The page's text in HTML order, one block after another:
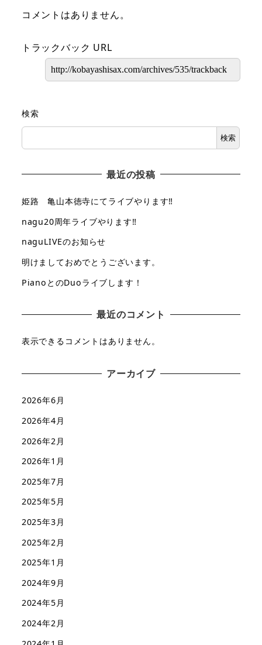
コメントはありません。
トラックバック URL
検索
検索
最近の投稿
姫路 亀山本徳寺にてライブやります‼
nagu20周年ライブやります‼
naguLIVEのお知らせ
明けましておめでとうございます。
PianoとのDuoライブします！
最近のコメント
表示できるコメントはありません。
アーカイブ
2026年6月
2026年4月
2026年2月
2026年1月
2025年7月
2025年5月
2025年3月
2025年2月
2025年1月
2024年9月
2024年5月
2024年2月